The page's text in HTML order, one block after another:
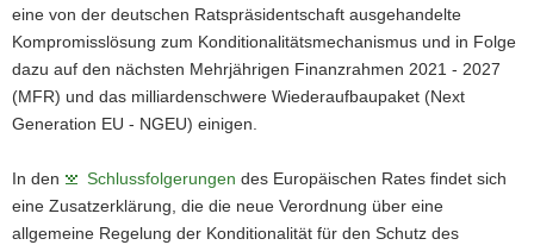
eine von der deutschen Ratspräsidentschaft ausgehandelte
Kompromisslösung zum Konditionalitätsmechanismus und in Folge
dazu auf den nächsten Mehrjährigen Finanzrahmen 2021 - 2027
(MFR) und das milliardenschwere Wiederaufbaupaket (Next
Generation EU - NGEU) einigen.
In den Schlussfolgerungen des Europäischen Rates findet sich
eine Zusatzerklärung, die die neue Verordnung über eine
allgemeine Regelung der Konditionalität für den Schutz des